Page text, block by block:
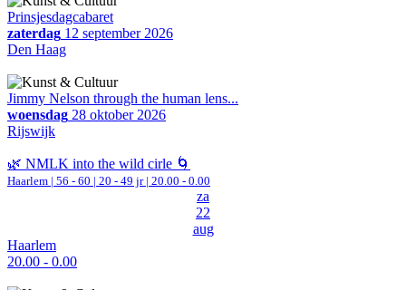
Prinsjesdagcabaret
zaterdag 12 september 2026
Den Haag
Jimmy Nelson through the human lens...
woensdag 28 oktober 2026
Rijswijk
🌿 NMLK into the wild cirle 🌀
Haarlem | 56 - 60 | 20 - 49 jr | 20.00 - 0.00
za
22
aug
Haarlem
20.00 - 0.00